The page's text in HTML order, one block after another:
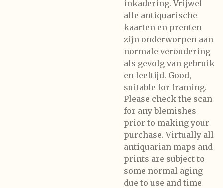
inkadering. Vrijwel
alle antiquarische
kaarten en prenten
zijn onderworpen aan
normale veroudering
als gevolg van gebruik
en leeftijd. Good,
suitable for framing.
Please check the scan
for any blemishes
prior to making your
purchase. Virtually all
antiquarian maps and
prints are subject to
some normal aging
due to use and time